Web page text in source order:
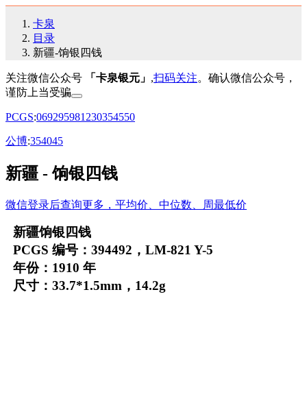
卡泉
目录
新疆-饷银四钱
关注微信公众号 「卡泉银元」 ,扫码关注。确认微信公众号，
谨防上当受骗
PCGS:069295981230354550
公博:354045
新疆 - 饷银四钱
微信登录后查询更多，平均价、中位数、周最低价
新疆饷银四钱
PCGS 编号：394492，LM-821 Y-5
年份：1910 年
尺寸：33.7*1.5mm，14.2g